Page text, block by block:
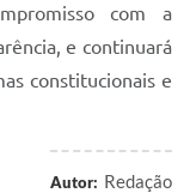
com a
e continuará
constitucionais e
Autor: Redação